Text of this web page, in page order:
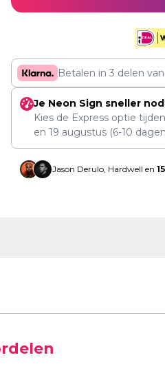
Betalen in 3 delen
Je Neon Sign sneller
Kies de Express optie
en 19 augustus(6-10
Jason Derulo, Hardwell en